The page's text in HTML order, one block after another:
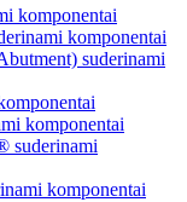
komponentai
komponentai
suderinami
komponentai
suderinami
komponentai